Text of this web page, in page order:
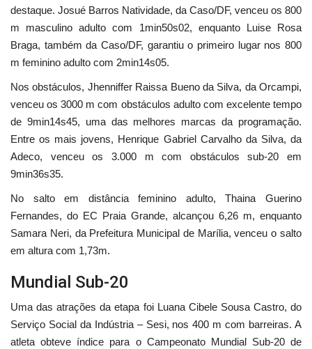
destaque. Josué Barros Natividade, da Caso/DF, venceu os 800
m masculino adulto com 1min50s02, enquanto Luise Rosa
Braga, também da Caso/DF, garantiu o primeiro lugar nos 800
m feminino adulto com 2min14s05.
Nos obstáculos, Jhenniffer Raissa Bueno da Silva, da Orcampi,
venceu os 3000 m com obstáculos adulto com excelente tempo
de 9min14s45, uma das melhores marcas da programação.
Entre os mais jovens, Henrique Gabriel Carvalho da Silva, da
Adeco, venceu os 3.000 m com obstáculos sub-20 em
9min36s35.
No salto em distância feminino adulto, Thaina Guerino
Fernandes, do EC Praia Grande, alcançou 6,26 m, enquanto
Samara Neri, da Prefeitura Municipal de Marília, venceu o salto
em altura com 1,73m.
Mundial Sub-20
Uma das atrações da etapa foi Luana Cibele Sousa Castro, do
Serviço Social da Indústria – Sesi, nos 400 m com barreiras. A
atleta obteve índice para o Campeonato Mundial Sub-20 de